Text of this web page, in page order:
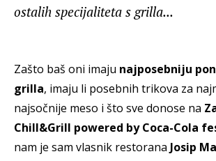
ostalih specijaliteta s grilla...
Zašto baš oni imaju najposebniju
grilla, imaju li posebnih trikova za
najsočnije meso i što sve donose na
Chill&Grill powered by Coca-Cola
nam je sam vlasnik restorana Josip